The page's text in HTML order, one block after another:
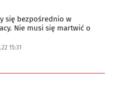
się bezpośrednio w
Nie musi się martwić o
15:31